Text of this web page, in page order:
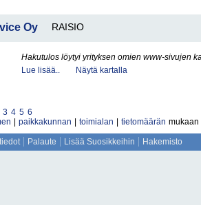
Oy RAISIO
Hakutulos löytyi yrityksen omien www-sivujen
Lue lisää..
Näytä kartalla
3 4 5 6
paikkakunnan toimialan tietomäärän mukaan
Palaute Lisää Suosikkeihin Hakemisto